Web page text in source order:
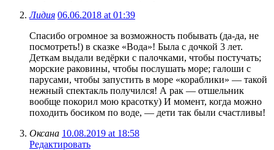
Лидия 06.06.2018 at 01:39
Спасибо огромное за возможность побывать (да-да, не
посмотреть!) в сказке «Вода»! Была с дочкой 3 лет.
Деткам выдали ведёрки с палочками, чтобы постучать;
морские раковины, чтобы послушать море; галоши с
парусами, чтобы запустить в море «кораблики» — такой
нежный спектакль получился! А рак — отшельник
вообще покорил мою красотку) И момент, когда можно
походить босиком по воде, — дети так были счастливы!
Оксана 10.08.2019 at 18:58
Редактировать